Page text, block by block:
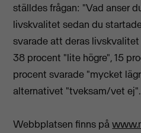
ställdes frågan: "Vad anser
livskvalitet sedan du
svarade att deras
38 procent "lite högre", 15
procent svarade "mycket
alternativet "tveksam/vet ej".
Webbplatsen finns på